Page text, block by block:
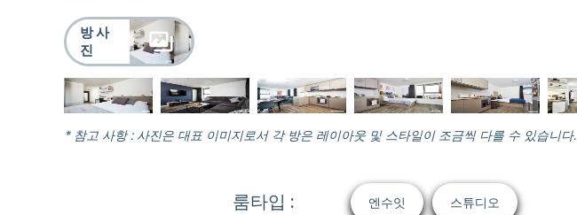
방 사
진
* 참고 사항 : 사진은 대표 이미지로서 각 방은 레이아웃 및 스타일이 조금씩 다를 수 있습니다.
룸타입 : 엔수잇 스튜디오